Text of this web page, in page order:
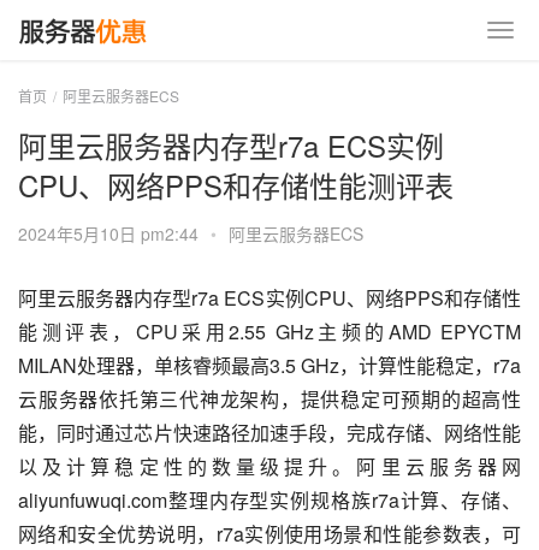
首页 阿里云服务器ECS
阿里云服务器内存型r7a ECS实例
CPU、网络PPS和存储性能测评表
2024年5月10日 pm2:44 • 阿里云服务器ECS
阿里云服务器内存型r7a ECS实例CPU、网络PPS和存储性
能测评表，CPU采用2.55 GHz主频的AMD EPYCTM
MILAN处理器，单核睿频最高3.5 GHz，计算性能稳定，r7a
云服务器依托第三代神龙架构，提供稳定可预期的超高性
能，同时通过芯片快速路径加速手段，完成存储、网络性能
以及计算稳定性的数量级提升。阿里云服务器网
aliyunfuwuqi.com整理内存型实例规格族r7a计算、存储、
网络和安全优势说明，r7a实例使用场景和性能参数表，可